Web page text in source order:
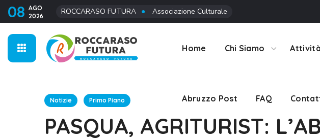
08 AGO
2026
ROCCARASO FUTURA ● Associazione Culturale
Home Chi Siamo Attività
Abruzzo Post FAQ
Abruzzo Post FAQ
Notizie Primo Piano
PASQUA, AGRITURIST: